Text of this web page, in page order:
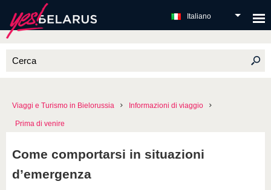
Italiano
Viaggi e Turismo in Bielorussia Informazioni di viaggio
Prima di venire
Come comportarsi in situazioni
d’emergenza